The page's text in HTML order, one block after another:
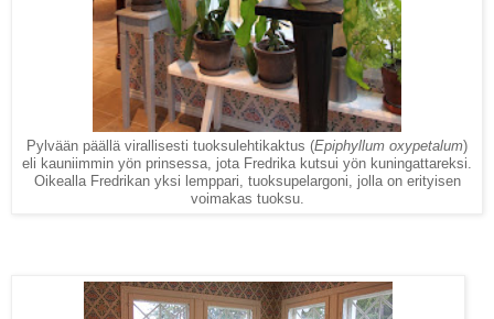
Pylvään päällä virallisesti tuoksulehtikaktus (Epiphyllum oxypetalum)
eli kauniimmin yön prinsessa, jota Fredrika kutsui yön kuningattareksi.
Oikealla Fredrikan yksi lemppari, tuoksupelargoni, jolla on erityisen
voimakas tuoksu.